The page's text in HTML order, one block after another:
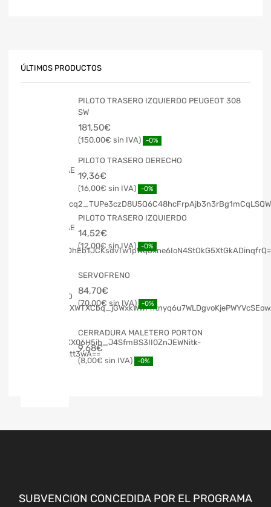
ÚLTIMOS PRODUCTOS
PILOTO TRASERO IZQUIERDO PEUGEOT 308
SW
181,50€
150,00€ -0%
PILOTO TRASERO DERECHO
19,36€
16,00€ -0%
PILOTO TRASERO IZQUIERDO
14,52€
12,00€ -0%
SERVOFRENO
84,70€
70,00€ -0%
CERRADURA MALETERO PORTON
9,68€
8,00€ -0%
SUBVENCION CONCEDIDA POR EL PROGRAMA